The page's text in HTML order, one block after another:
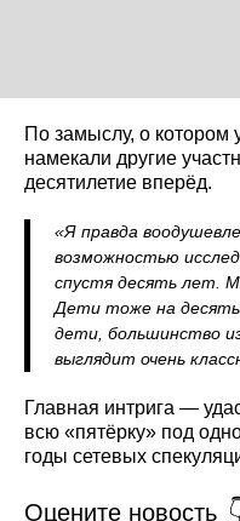
По замыслу, о котором
намекали другие
десятилетие вперёд.
«Я правда
возможностью
спустя десять лет.
Дети тоже на
дети, большинство
выглядит очень
Главная интрига —
всю «пятёрку» под
годы сетевых
Оцените новость